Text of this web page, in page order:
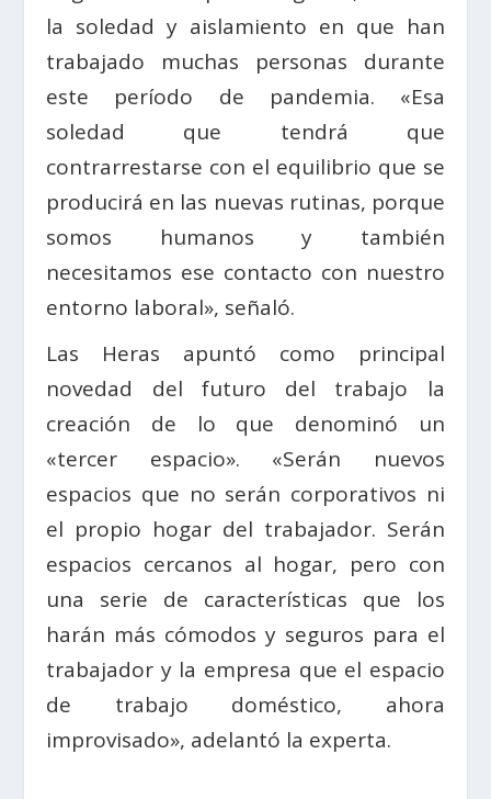
la soledad y aislamiento en que han
trabajado muchas personas durante
este período de pandemia. «Esa
soledad que tendrá que
contrarrestarse con el equilibrio que se
producirá en las nuevas rutinas, porque
somos humanos y también
necesitamos ese contacto con nuestro
entorno laboral», señaló.
Las Heras apuntó como principal
novedad del futuro del trabajo la
creación de lo que denominó un
«tercer espacio». «Serán nuevos
espacios que no serán corporativos ni
el propio hogar del trabajador. Serán
espacios cercanos al hogar, pero con
una serie de características que los
harán más cómodos y seguros para el
trabajador y la empresa que el espacio
de trabajo doméstico, ahora
improvisado», adelantó la experta.